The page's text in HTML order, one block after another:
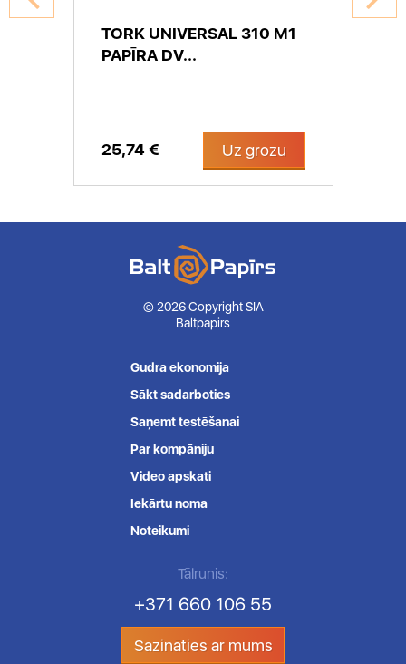
TORK UNIVERSAL 310 M1
PAPĪRA DV...
25,74 € Uz grozu
© 2026 Copyright SIA
Baltpapirs
Gudra ekonomija
Sākt sadarboties
Saņemt testēšanai
Par kompāniju
Video apskati
Iekārtu noma
Noteikumi
Tālrunis:
+371 660 106 55
Sazināties ar mums